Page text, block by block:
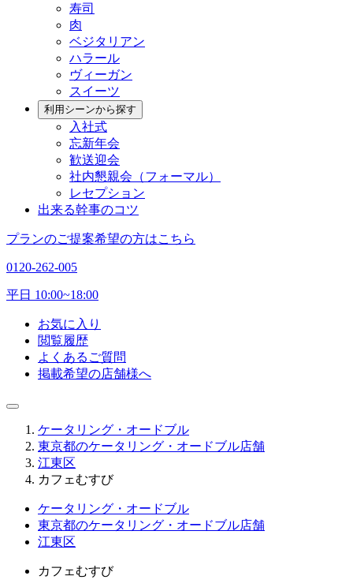
寿司
肉
ベジタリアン
ハラール
ヴィーガン
スイーツ
利用シーンから探す
入社式
忘新年会
歓送迎会
社内懇親会（フォーマル）
レセプション
出来る幹事のコツ
プランのご提案希望の方はこちら
0120-262-005
平日 10:00~18:00
お気に入り
閲覧履歴
よくあるご質問
掲載希望の店舗様へ
ケータリング・オードブル
東京都のケータリング・オードブル店舗
江東区
カフェむすび
ケータリング・オードブル
東京都のケータリング・オードブル店舗
江東区
カフェむすび